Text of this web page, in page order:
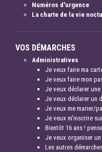
Numéros d'urgence
La charte de la vie
VOS DÉMARCHES
Administratives
Je veux faire ma
Je veux faire mon
Je veux déclarer une
Je veux déclarer un
Je veux me marier/
Je veux m'inscrire
Bientôt 16 ans !
Je veux organiser
Les autres